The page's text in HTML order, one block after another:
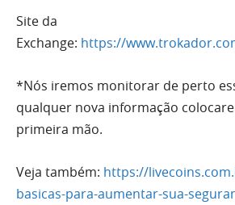
Site da
Exchange: https://
*Nós iremos monitorar de perto
qualquer nova informação
primeira mão.
Veja também: https://
basicas-para-aumentar-sua-